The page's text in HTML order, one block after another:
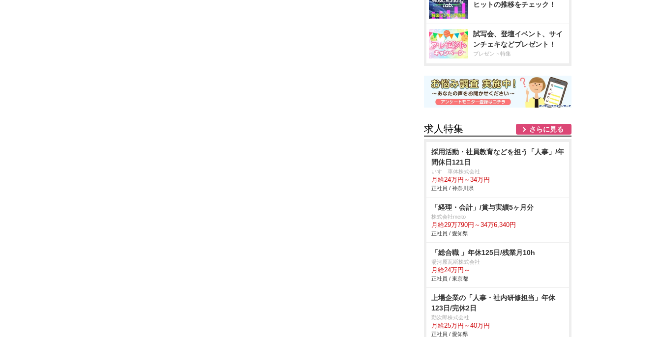
ヒットの推移をチェック！
試写会、登壇イベント、サイ
ンチェキなどプレゼント！
プレゼント特集
求人特集 さらに見る
採用活動・社員教育などを担う「人事」/年
間休日121日
いすゞ車体株式会社
月給24万円～34万円
正社員 / 神奈川県
「経理・会計」/賞与実績5ヶ月分
株式会社meito
月給29万790円～34万6,340円
正社員 / 愛知県
「総合職 」年休125日/残業月10h
湯河原瓦斯株式会社
月給24万円～
正社員 / 東京都
上場企業の「人事・社内研修担当」年休
123日/完休2日
勤次郎株式会社
月給25万円～40万円
正社員 / 愛知県